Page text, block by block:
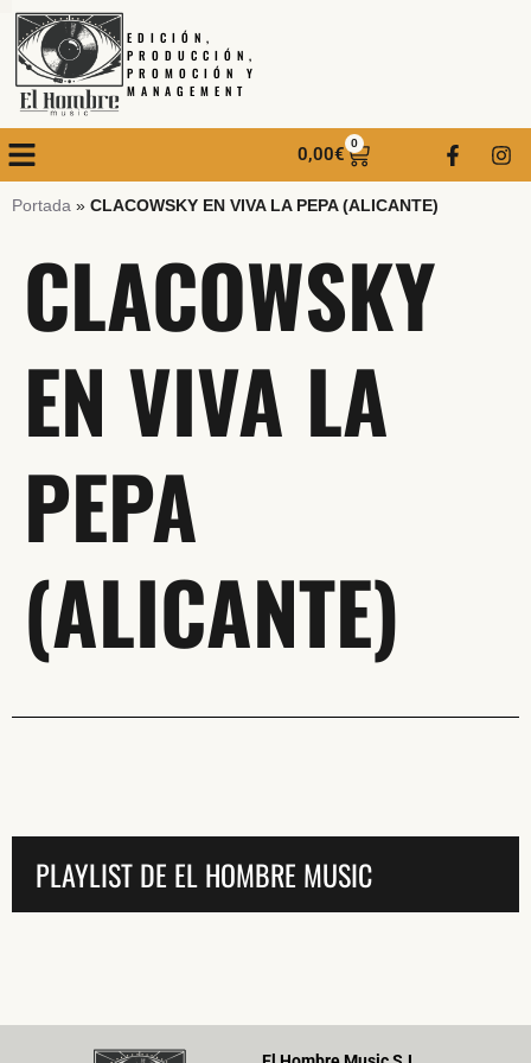
EDICIÓN,
PRODUCCIÓN,
PROMOCIÓN Y
MANAGEMENT
0,00€
0
Portada » CLACOWSKY EN VIVA LA PEPA (ALICANTE)
CLACOWSKY
EN VIVA LA
PEPA
(ALICANTE)
PLAYLIST DE EL HOMBRE MUSIC